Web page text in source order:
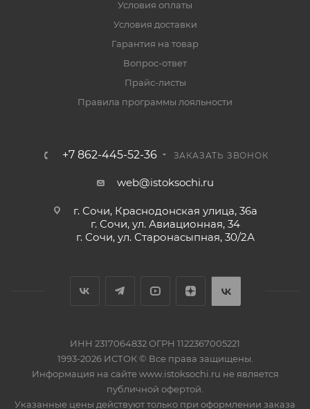
Условия оплаты
Условия доставки
Гарантия на товар
Вопрос-ответ
Прайс-листы
Правила программы лояльности
+7 862-445-52-36 ЗАКАЗАТЬ ЗВОНОК
web@istoksochi.ru
г. Сочи, Краснодонская улица, 36а
г. Сочи, ул. Авиационная, 34
г. Сочи, ул. Старонасыпная, 30/2А
ИНН 2317064832 ОГРН 1122367005221
1993-2026 ИСТОК © Все права защищены.
Информация на сайте www.istoksochi.ru не является
публичной офертой.
Указанные цены действуют только при оформлении заказа